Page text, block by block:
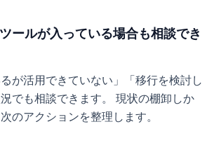
ールが入っている場合も相談でき
が活用できていない」「移行を検討し
でも相談できます。 現状の棚卸しか
のアクションを整理します。